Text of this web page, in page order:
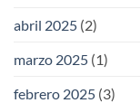
abril 2025 (2)
marzo 2025 (1)
febrero 2025 (3)